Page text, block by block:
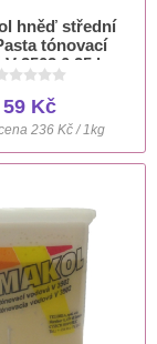
hněď střední
tónovací
V 3502 0,25 kg
59 Kč
236 Kč / 1kg